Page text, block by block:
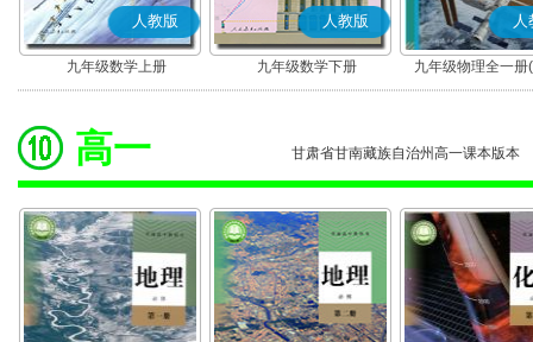
人教版
九年级数学上册
人教版
九年级数学下册
人
九年级物理全一册
版)
高一 甘肃省甘南藏族自治州高一课本版本